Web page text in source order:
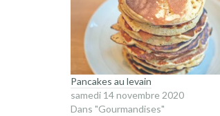
Pancakes au levain
samedi 14 novembre 2020
Dans "Gourmandises"